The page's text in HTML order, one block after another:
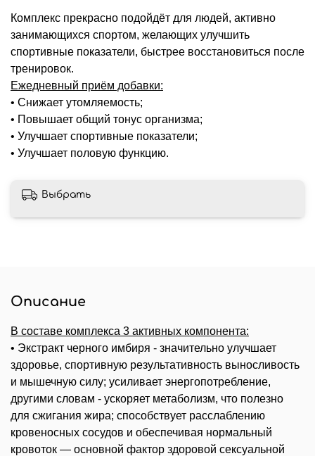
Комплекс прекрасно подойдёт для людей, активно
занимающихся спортом, желающих улучшить
спортивные показатели, быстрее восстановиться после
тренировок.
Ежедневный приём добавки:
• Снижает утомляемость;
• Повышает общий тонус организма;
• Улучшает спортивные показатели;
• Улучшает половую функцию.
Выбрать
Описание
В составе комплекса 3 активных компонента:
• Экстракт черного имбиря - значительно улучшает
здоровье, спортивную результативность выносливость
и мышечную силу; усиливает энергопотребление,
другими словам - ускоряет метаболизм, что полезно
для сжигания жира; способствует расслаблению
кровеносных сосудов и обеспечивая нормальный
кровоток — основной фактор здоровой сексуальной